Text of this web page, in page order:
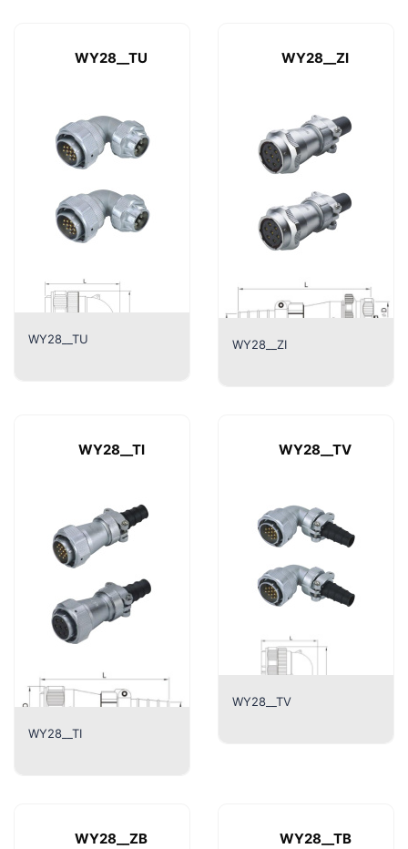
WY28__TU
WY28__TU
WY28__ZI
WY28__ZI
WY28__TI
WY28__TI
WY28__TV
WY28__TV
WY28__ZB WY28__TB